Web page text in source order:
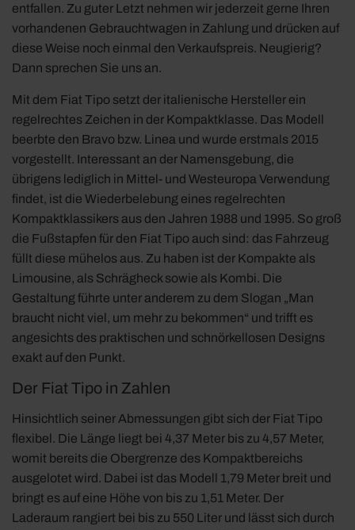
entfallen. Zu guter Letzt nehmen wir jederzeit gerne Ihren
vorhandenen Gebrauchtwagen in Zahlung und drücken auf
diese Weise noch einmal den Verkaufspreis. Neugierig?
Dann sprechen Sie uns an.
Mit dem Fiat Tipo setzt der italienische Hersteller ein
regelrechtes Zeichen in der Kompaktklasse. Das Modell
beerbte den Bravo bzw. Linea und wurde erstmals 2015
vorgestellt. Interessant an der Namensgebung, die
übrigens lediglich in Mittel- und Westeuropa Verwendung
findet, ist die Wiederbelebung eines regelrechten
Kompaktklassikers aus den Jahren 1988 und 1995. So groß
die Fußstapfen für den Fiat Tipo auch sind: das Fahrzeug
füllt diese mühelos aus. Zu haben ist der Kompakte als
Limousine, als Schrägheck sowie als Kombi. Die
Gestaltung führte unter anderem zu dem Slogan „Man
braucht nicht viel, um mehr zu bekommen“ und trifft es
angesichts des praktischen und schnörkellosen Designs
exakt auf den Punkt.
Der Fiat Tipo in Zahlen
Hinsichtlich seiner Abmessungen gibt sich der Fiat Tipo
flexibel. Die Länge liegt bei 4,37 Meter bis zu 4,57 Meter,
womit bereits die Obergrenze des Kompaktbereichs
ausgelotet wird. Dabei ist das Modell 1,79 Meter breit und
bringt es auf eine Höhe von bis zu 1,51 Meter. Der
Laderaum rangiert bei bis zu 550 Liter und lässt sich durch